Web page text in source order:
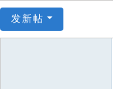
发新帖